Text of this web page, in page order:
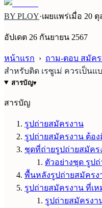
BY PLOY·เผยแพร่เมื่อ 20
อัปเดต 26 กันยายน 2567
หน้าแรก › ถาม-ตอบ สมัค
สำหรับติด เรซูเม่ ควรเป็น
สารบัญ▾
สารบัญ
รูปถ่ายสมัครงาน
รูปถ่ายสมัครงาน ต้อ
ชุดที่ถ่ายรูปถ่ายสมัคร
ตัวอย่างชุด รูป
พื้นหลังรูปถ่ายสมัครง
รูปถ่ายสมัครงาน ที่เห
รูปถ่ายสมัครง